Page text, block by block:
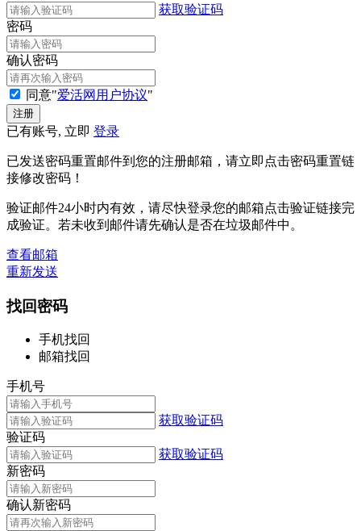
获取验证码
密码
确认密码
同意"爱活网用户协议"
已有账号, 立即 登录
已发送密码重置邮件到您的注册邮箱，请立即点击密码重置链
接修改密码！
验证邮件24小时内有效，请尽快登录您的邮箱点击验证链接完
成验证。若未收到邮件请先确认是否在垃圾邮件中。
查看邮箱
重新发送
找回密码
手机找回
邮箱找回
手机号
获取验证码
验证码
获取验证码
新密码
确认新密码